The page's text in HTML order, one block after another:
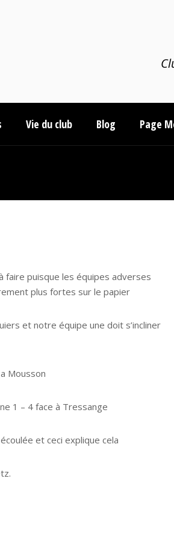
Vie du club Blog Page
faire puisque les équipes adverses
plus fortes sur le papier
et notre équipe une doit s’incliner
Mousson
1 – 4 face à Tressange
et ceci explique cela